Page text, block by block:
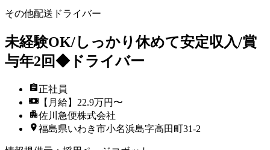
その他配送ドライバー
未経験OK/しっかり休めて安定収入/賞
与年2回◆ドライバー
正社員
【月給】22.9万円〜
佐川急便株式会社
福島県いわき市小名浜島字高田町31-2